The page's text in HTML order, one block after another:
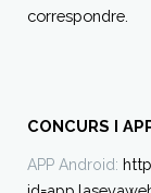
correspondre.
CONCURS I
APP Android: